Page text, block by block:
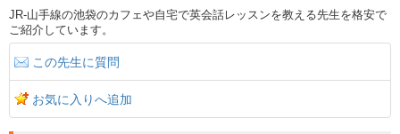
JR-山手線の池袋のカフェや自宅で英会話レッスンを教える先生を格安で
ご紹介しています。
この先生に質問
お気に入りへ追加